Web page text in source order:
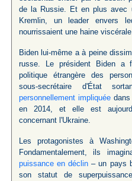
de la Russie. Et en plus avec
Kremlin, un leader envers
nourrissaient une haine
Biden lui-même a à peine
russe. Le président Biden a
politique étrangère des
sous-secrétaire d'État
personnellement impliquéedans
en 2014, et elle est
concernant l'Ukraine.
Les protagonistes à
Fondamentalement, ils
puissance en déclin – un pays
son statut de